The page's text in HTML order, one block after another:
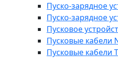
Пуско-зарядное
Пуско-зарядное
Пусковое
Пусковые кабели
Пусковые кабели